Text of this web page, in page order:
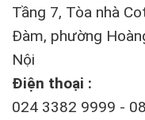
Tầng 7, Tòa nhà
Đàm, phường
Nội
Điện thoại :
024 3382 9999 -